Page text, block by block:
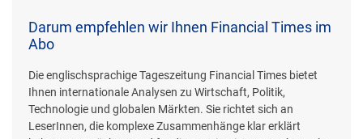
Darum empfehlen wir Ihnen Financial Times im
Abo
Die englischsprachige Tageszeitung Financial Times bietet
Ihnen internationale Analysen zu Wirtschaft, Politik,
Technologie und globalen Märkten. Sie richtet sich an
LeserInnen, die komplexe Zusammenhänge klar erklärt